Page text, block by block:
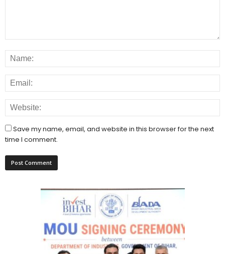
Save my name, email, and website in this browser for the next
time I comment.